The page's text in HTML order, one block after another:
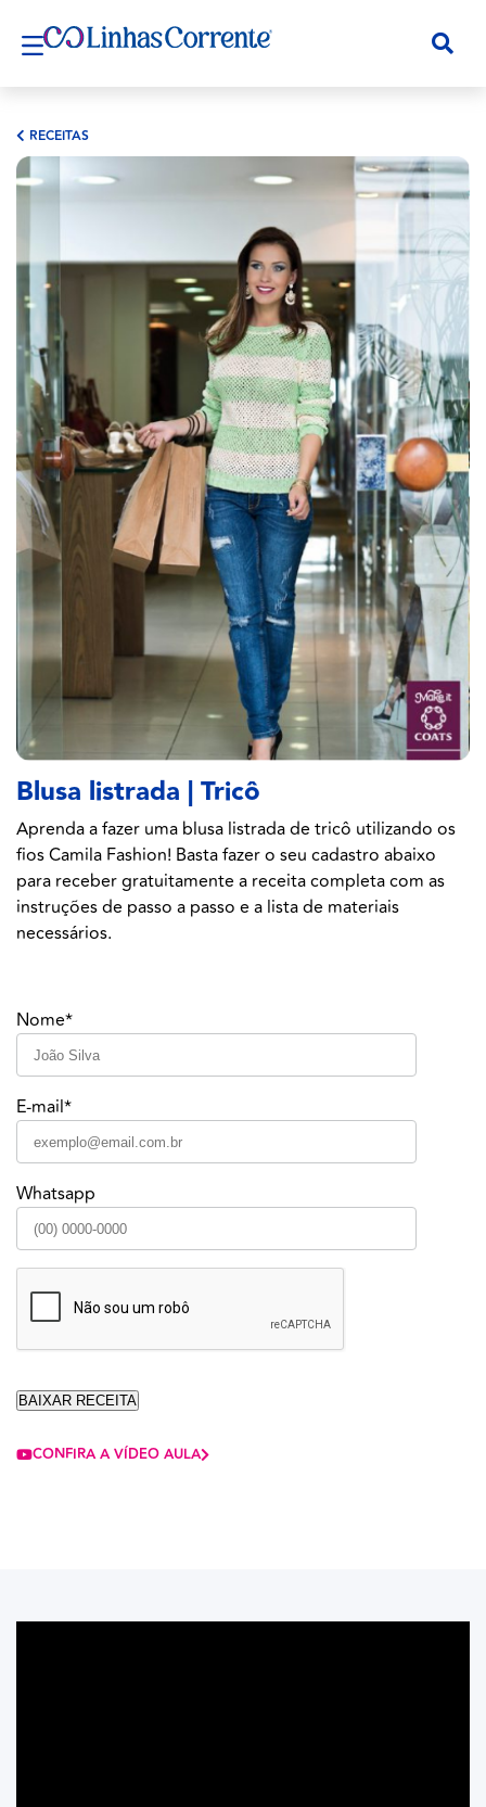
RECEITAS
Blusa listrada | Tricô
Aprenda a fazer uma blusa listrada de tricô utilizando os
fios Camila Fashion! Basta fazer o seu cadastro abaixo
para receber gratuitamente a receita completa com as
instruções de passo a passo e a lista de materiais
necessários.
Nome*
E-mail*
Whatsapp
CONFIRA A VÍDEO AULA